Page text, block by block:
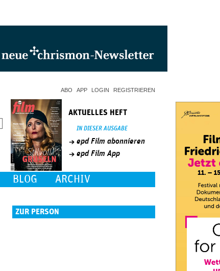
ABO APP LOGIN REGISTRIEREN
AKTUELLES HEFT
IN DIESER AUSGABE
epd Film abonnieren
epd Film App
BLOG ARCHIV
ZUR PERSON